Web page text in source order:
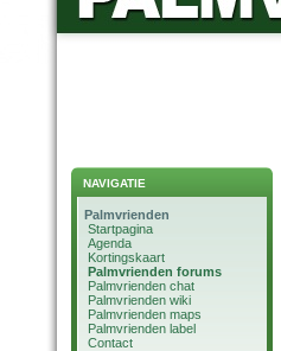
NAVIGATIE
Palmvrienden
Startpagina
Agenda
Kortingskaart
Palmvrienden forums
Palmvrienden chat
Palmvrienden wiki
Palmvrienden maps
Palmvrienden label
Contact